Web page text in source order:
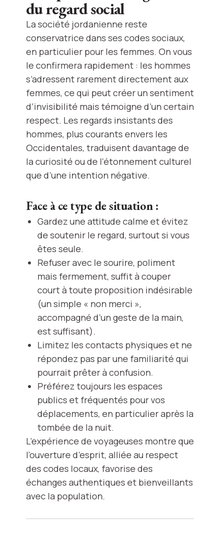
du regard social
La société jordanienne reste
conservatrice dans ses codes sociaux,
en particulier pour les femmes. On vous
le confirmera rapidement : les hommes
s’adressent rarement directement aux
femmes, ce qui peut créer un sentiment
d’invisibilité mais témoigne d’un certain
respect. Les regards insistants des
hommes, plus courants envers les
Occidentales, traduisent davantage de
la curiosité ou de l’étonnement culturel
que d’une intention négative.
Face à ce type de situation :
Gardez une attitude calme et évitez
de soutenir le regard, surtout si vous
êtes seule.
Refuser avec le sourire, poliment
mais fermement, suffit à couper
court à toute proposition indésirable
(un simple « non merci »,
accompagné d’un geste de la main,
est suffisant).
Limitez les contacts physiques et ne
répondez pas par une familiarité qui
pourrait prêter à confusion.
Préférez toujours les espaces
publics et fréquentés pour vos
déplacements, en particulier après la
tombée de la nuit.
L’expérience de voyageuses montre que
l’ouverture d’esprit, alliée au respect
des codes locaux, favorise des
échanges authentiques et bienveillants
avec la population.